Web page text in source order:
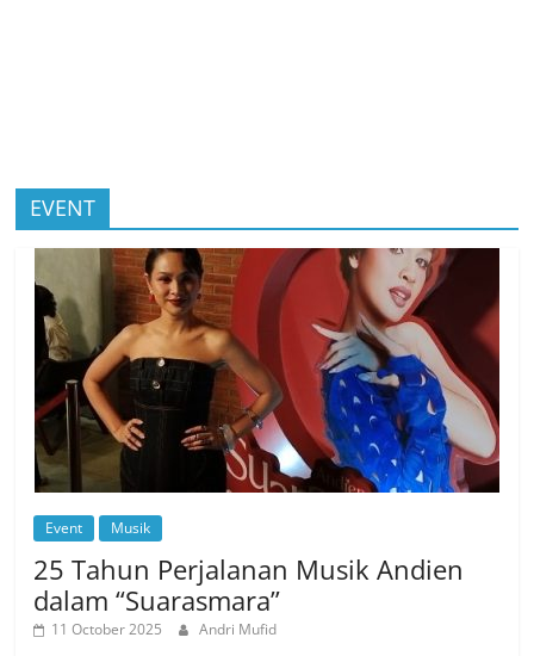
EVENT
Event Musik
25 Tahun Perjalanan Musik Andien
dalam “Suarasmara”
11 October 2025 Andri Mufid